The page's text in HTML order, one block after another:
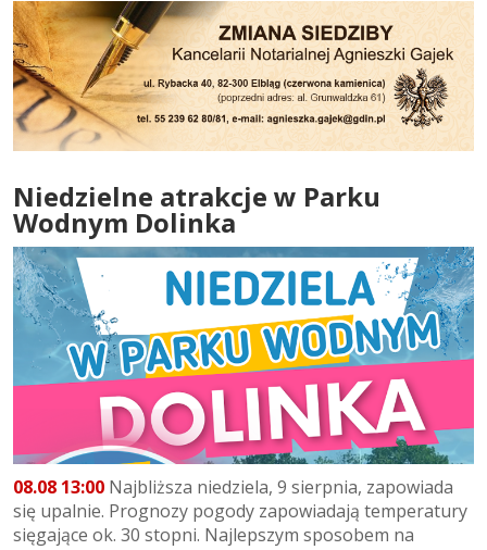
Niedzielne atrakcje w Parku
Wodnym Dolinka
08.08 13:00 Najbliższa niedziela, 9 sierpnia, zapowiada
się upalnie. Prognozy pogody zapowiadają temperatury
sięgające ok. 30 stopni. Najlepszym sposobem na